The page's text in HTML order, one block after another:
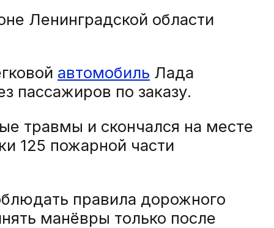
Ленинградской области
автомобиль Лада
пассажиров по заказу.
травмы и скончался на месте
125 пожарной части
правила дорожного
манёвры только после